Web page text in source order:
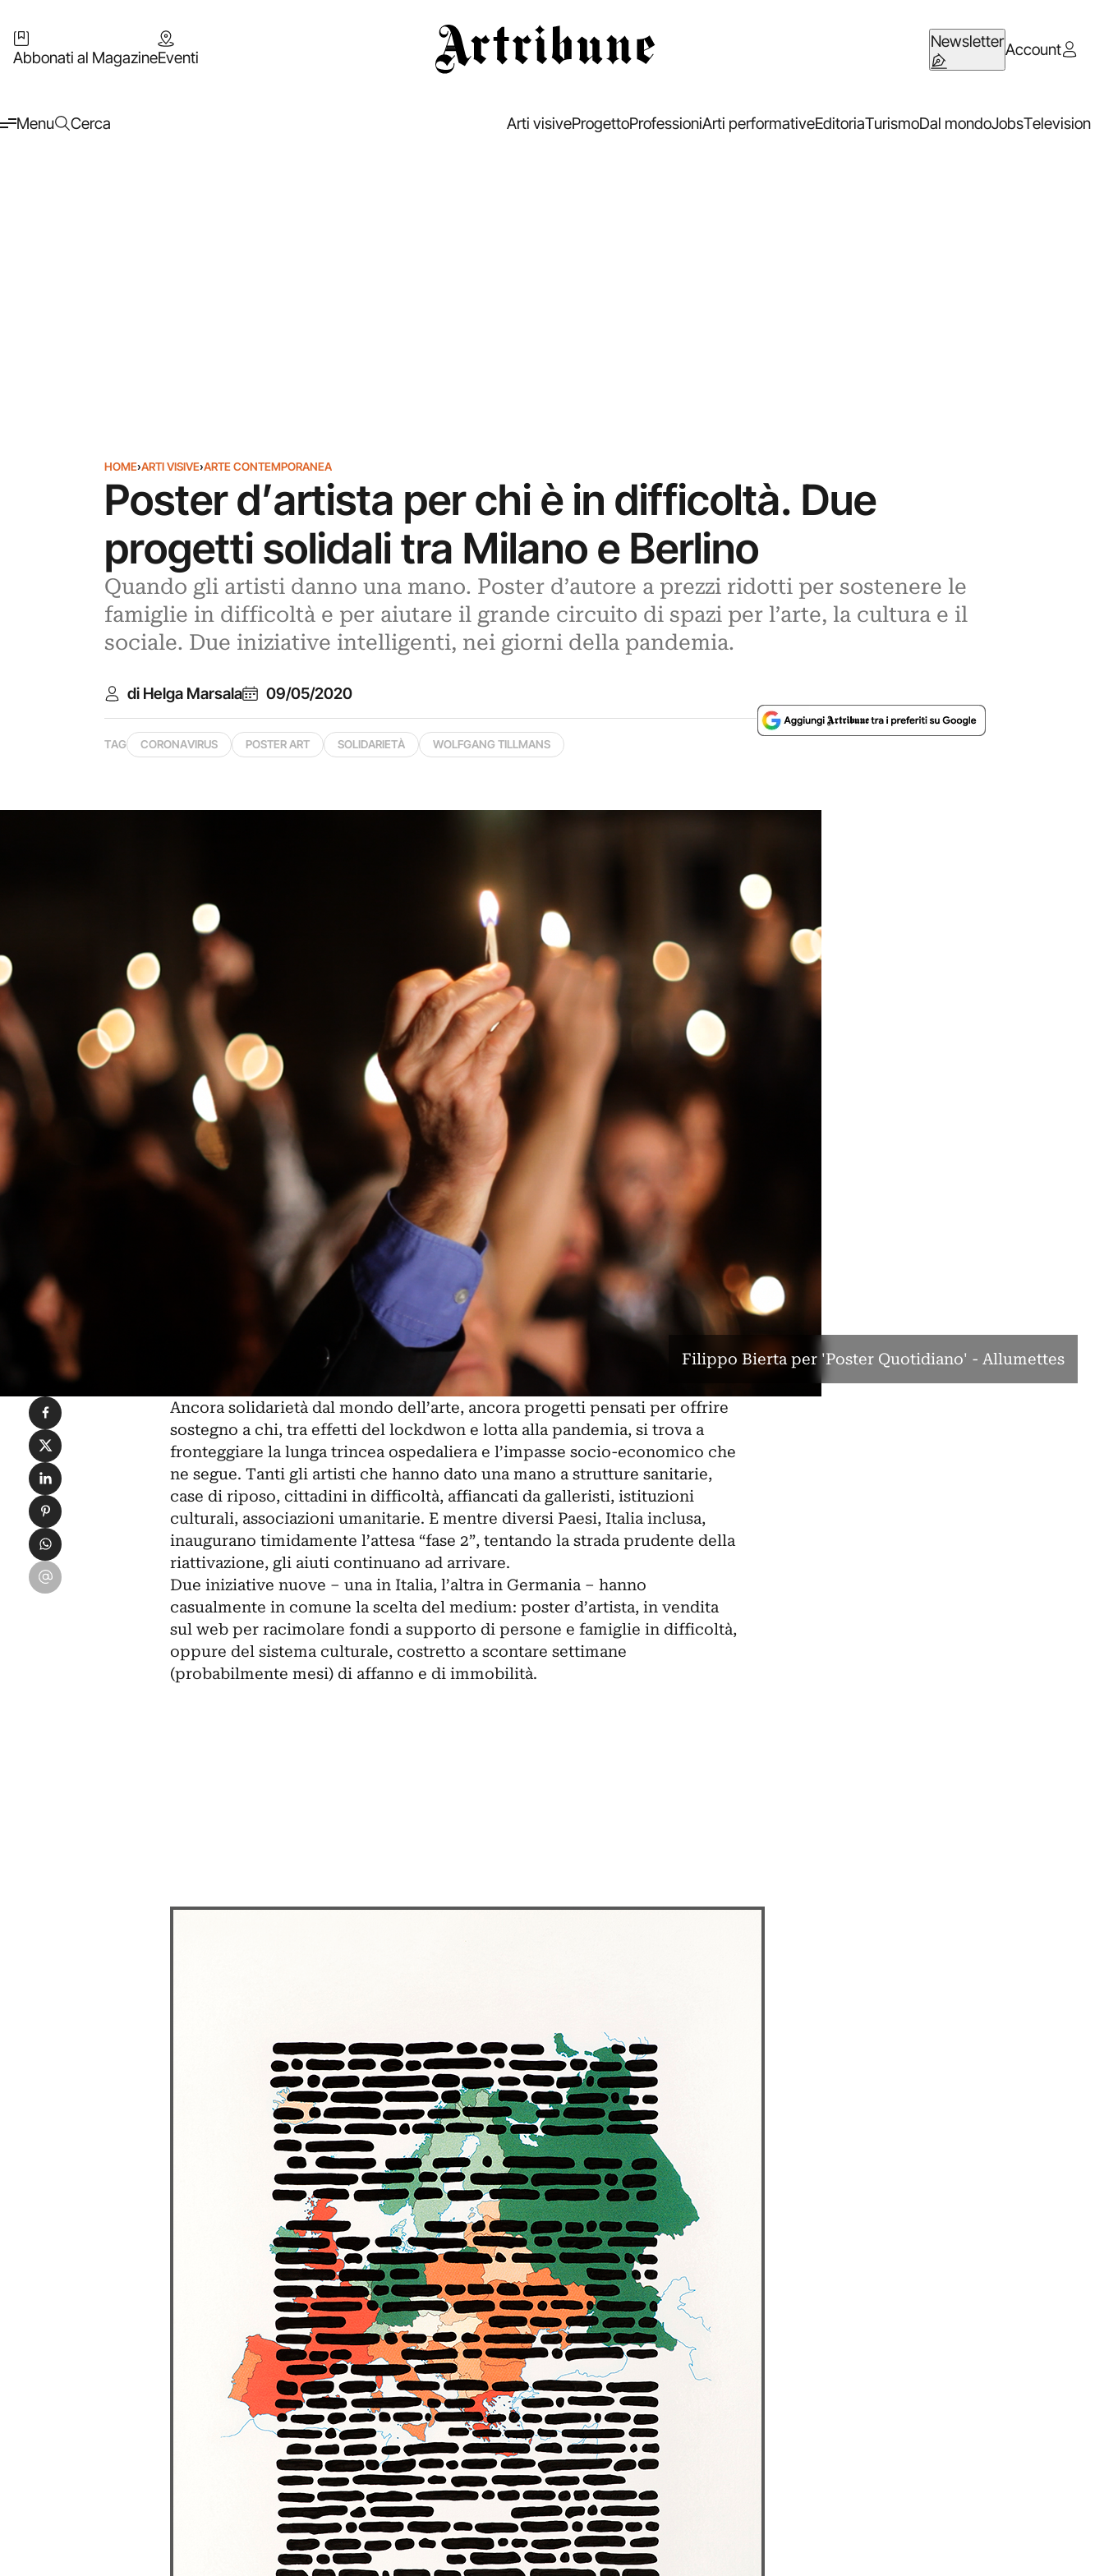
Abbonati al MagazineEventi
NewsletterAccount
Menu Cerca Arti visiveProgettoProfessioniArti performativeEditoriaTurismoDal mondoJobsTelevision
HOME›ARTI VISIVE›ARTE CONTEMPORANEA
Poster d’artista per chi è in difficoltà. Due
progetti solidali tra Milano e Berlino
Quando gli artisti danno una mano. Poster d’autore a prezzi ridotti per sostenere le
famiglie in difficoltà e per aiutare il grande circuito di spazi per l’arte, la cultura e il
sociale. Due iniziative intelligenti, nei giorni della pandemia.
di Helga Marsala 09/05/2020
TAG CORONAVIRUS POSTER ART SOLIDARIETÀ WOLFGANG TILLMANS
Filippo Bierta per 'Poster Quotidiano' - Allumettes
Ancora solidarietà dal mondo dell’arte, ancora progetti pensati per offrire
sostegno a chi, tra effetti del lockdwon e lotta alla pandemia, si trova a
fronteggiare la lunga trincea ospedaliera e l’impasse socio-economico che
ne segue. Tanti gli artisti che hanno dato una mano a strutture sanitarie,
case di riposo, cittadini in difficoltà, affiancati da galleristi, istituzioni
culturali, associazioni umanitarie. E mentre diversi Paesi, Italia inclusa,
inaugurano timidamente l’attesa “fase 2”, tentando la strada prudente della
riattivazione, gli aiuti continuano ad arrivare.
Due iniziative nuove – una in Italia, l’altra in Germania – hanno
casualmente in comune la scelta del medium: poster d’artista, in vendita
sul web per racimolare fondi a supporto di persone e famiglie in difficoltà,
oppure del sistema culturale, costretto a scontare settimane
(probabilmente mesi) di affanno e di immobilità.
Condividi su Facebook
Condividi su X
Condividi su LinkedIn
Condividi su Pinterest
Condividi su WhatsApp
Condividi su Email